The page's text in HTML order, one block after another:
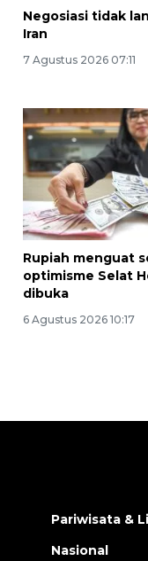
Negosiasi tidak
Iran
7 Agustus 2026 07:11
Rupiah menguat
optimisme Selat
dibuka
6 Agustus 2026 10:17
Pariwisata &
Nasional